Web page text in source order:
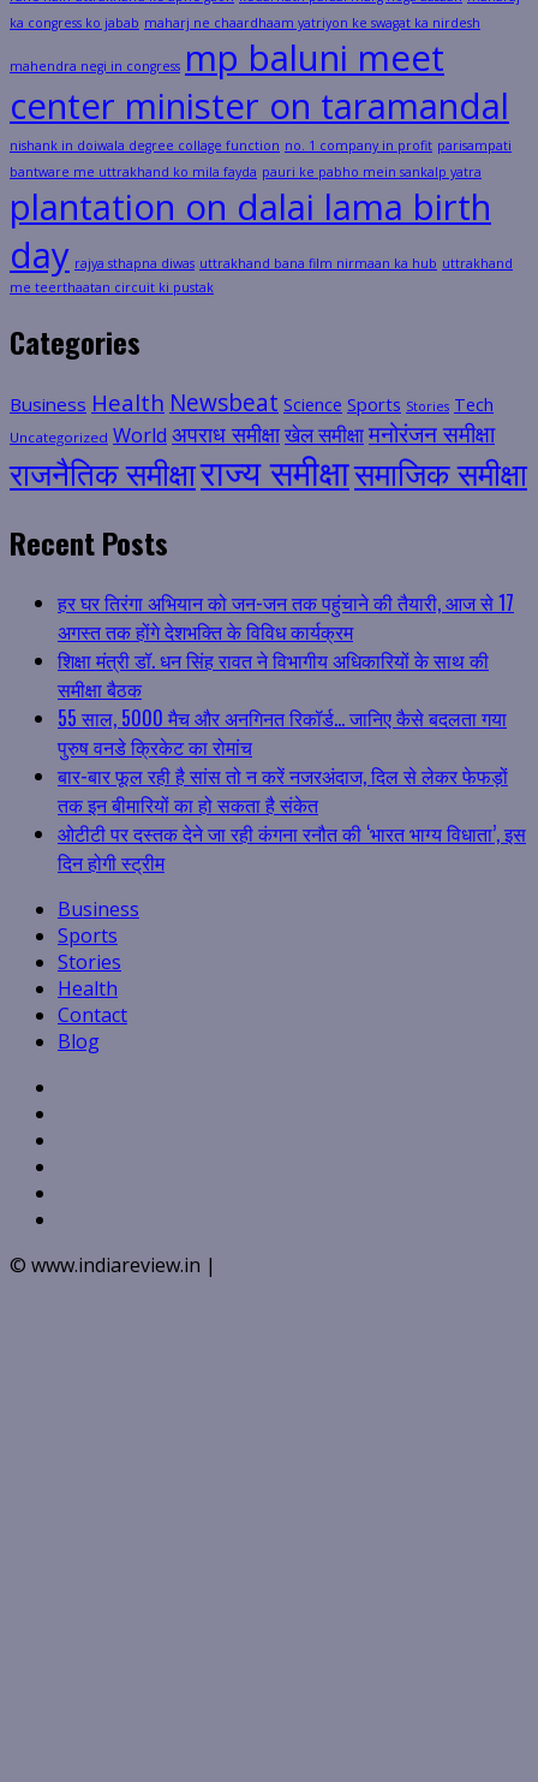
ka congress ko jabab maharj ne chaardhaam yatriyon ke swagat ka nirdesh
mahendra negi in congress mp baluni meet
center minister on taramandal
nishank in doiwala degree collage function no. 1 company in profit parisampati
bantware me uttrakhand ko mila fayda pauri ke pabho mein sankalp yatra
plantation on dalai lama birth
day rajya sthapna diwas uttrakhand bana film nirmaan ka hub uttrakhand
me teerthaatan circuit ki pustak
Categories
Business Health Newsbeat Science Sports Stories Tech
Uncategorized World अपराध समीक्षाखेल समीक्षामनोरंजन समीक्षा
राजनैतिक समीक्षाराज्य समीक्षासमाजिक समीक्षा
Recent Posts
हर घर तिरंगा अभियान को जन-जन तक पहुंचाने की तैयारी, आज से 17
अगस्त तक होंगे देशभक्ति के विविध कार्यक्रम
शिक्षा मंत्री डॉ. धन सिंह रावत ने विभागीय अधिकारियों के साथ की
समीक्षा बैठक
55 साल, 5000 मैच और अनगिनत रिकॉर्ड… जानिए कैसे बदलता गया
पुरुष वनडे क्रिकेट का रोमांच
बार-बार फूल रही है सांस तो न करें नजरअंदाज, दिल से लेकर फेफड़ों
तक इन बीमारियों का हो सकता है संकेत
ओटीटी पर दस्तक देने जा रही कंगना रनौत की ‘भारत भाग्य विधाता’, इस
दिन होगी स्ट्रीम
Business
Sports
Stories
Health
Contact
Blog
© www.indiareview.in |